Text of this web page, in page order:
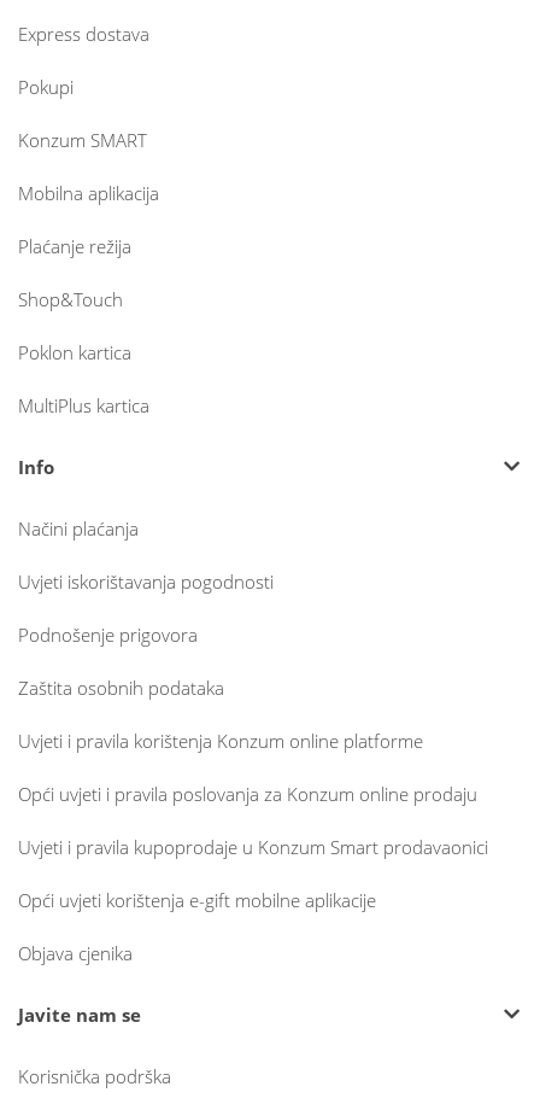
Express dostava
Pokupi
Konzum SMART
Mobilna aplikacija
Plaćanje režija
Shop&Touch
Poklon kartica
MultiPlus kartica
Info
Načini plaćanja
Uvjeti iskorištavanja pogodnosti
Podnošenje prigovora
Zaštita osobnih podataka
Uvjeti i pravila korištenja Konzum online platforme
Opći uvjeti i pravila poslovanja za Konzum online prodaju
Uvjeti i pravila kupoprodaje u Konzum Smart prodavaonici
Opći uvjeti korištenja e-gift mobilne aplikacije
Objava cjenika
Javite nam se
Korisnička podrška